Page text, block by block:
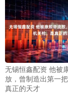
无锡恒鑫配资 他被
放，曾制造出第一
真正的天才